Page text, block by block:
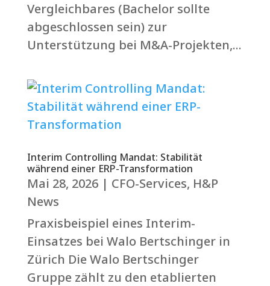
Vergleichbares (Bachelor sollte
abgeschlossen sein) zur
Unterstützung bei M&A-Projekten,...
Interim Controlling Mandat: Stabilität
während einer ERP-Transformation
Mai 28, 2026| CFO-Services, H&P
News
Praxisbeispiel eines Interim-
Einsatzes bei Walo Bertschinger in
Zürich Die Walo Bertschinger
Gruppe zählt zu den etablierten